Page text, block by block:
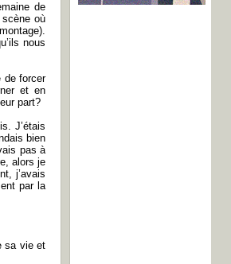
de
scène où
nous
de forcer
et en
part?
J’étais
bien
pas à
alors je
j’avais
par la
sa vie et